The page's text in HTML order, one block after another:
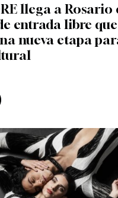
llega a Rosario
entrada libre que
nueva etapa